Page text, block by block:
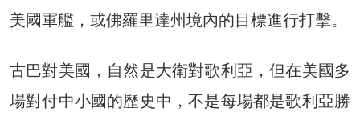
美國軍艦，或佛羅里達州境內的目標進行打擊。
古巴對美國，自然是大衛對歌利亞，但在美國多
場對付中小國的歷史中，不是每場都是歌利亞勝